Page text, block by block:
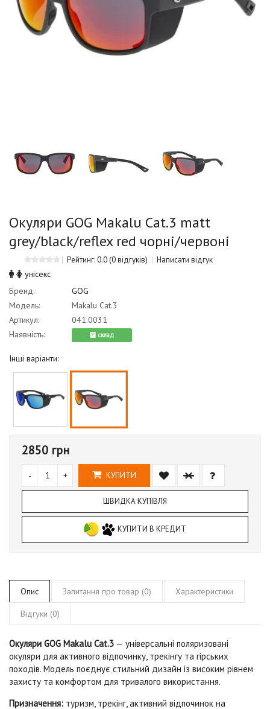
Окуляри GOG Makalu Cat.3 matt
grey/black/reflex red чорні/червоні
Рейтинг: 0.0(0 відгуків) Написати відгук
унісекс
Бренд:
GOG
Модель:
Makalu Cat.3
Артикул:
041.0031
Наявність:
cклад
Інші варіанти:
2850 грн
- + КУПИТИ
ШВИДКА КУПІВЛЯ
КУПИТИ В КРЕДИТ
Опис Запитання про товар (0) Характеристики
Відгуки (0)
Окуляри GOG Makalu Cat.3 — універсальні поляризовані
окуляри для активного відпочинку, трекінгу та гірських
походів. Модель поєднує стильний дизайн із високим рівнем
захисту та комфортом для тривалого використання.
Призначення: туризм, трекінг, активний відпочинок на